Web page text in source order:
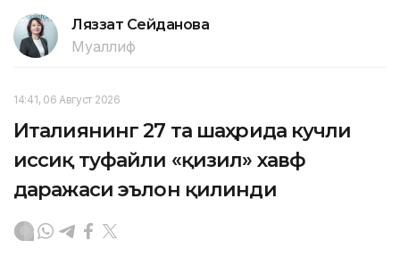
Ляззат Сейданова
Муаллиф
14:41, 06 Август 2026
Италиянинг 27 та шаҳрида кучли
иссиқ туфайли «қизил» хавф
даражаси эълон қилинди